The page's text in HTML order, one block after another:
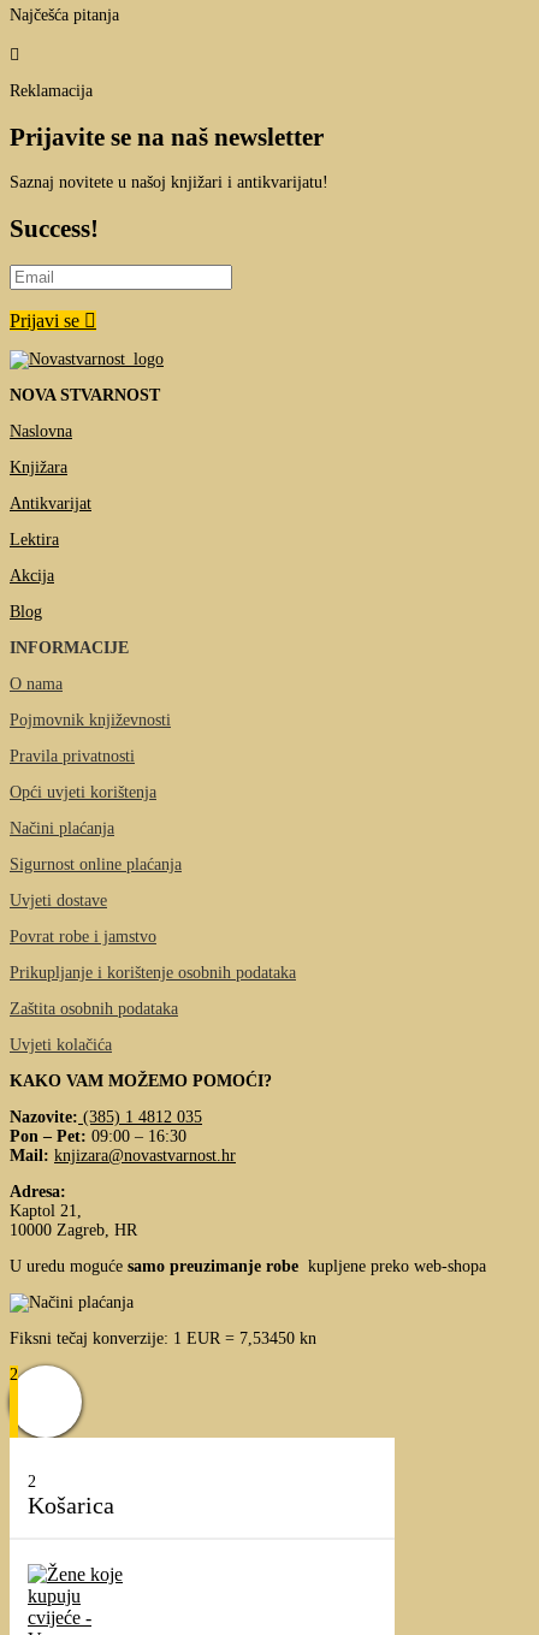
Najčešća pitanja

Reklamacija
Prijavite se na naš newsletter
Saznaj novitete u našoj knjižari i antikvarijatu!
Success!
Prijavi se
NOVA STVARNOST
Naslovna
Knjižara
Antikvarijat
Lektira
Akcija
Blog
INFORMACIJE
O nama
Pojmovnik književnosti
Pravila privatnosti
Opći uvjeti korištenja
Načini plaćanja
Sigurnost online plaćanja
Uvjeti dostave
Povrat robe i jamstvo
Prikupljanje i korištenje osobnih podataka
Zaštita osobnih podataka
Uvjeti kolačića
KAKO VAM MOŽEMO POMOĆI?
Nazovite: (385) 1 4812 035
Pon – Pet: 09:00 – 16:30
Mail: knjizara@novastvarnost.hr
Adresa:
Kaptol 21,
10000 Zagreb, HR
U uredu moguće samo preuzimanje robe kupljene preko web-shopa
Fiksni tečaj konverzije: 1 EUR = 7,53450 kn
2
2
Košarica